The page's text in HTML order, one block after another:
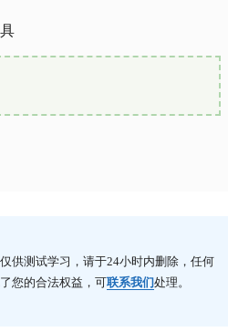
供测试学习，请于24小时内删除，任何
您的合法权益，可联系我们处理。